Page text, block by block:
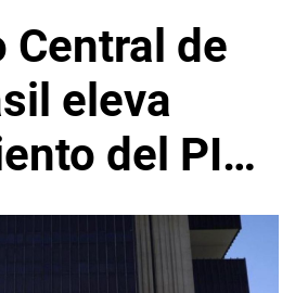
Central de
eleva
del PIB
y ve
inflación